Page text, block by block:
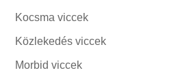
Kocsma viccek
Közlekedés viccek
Morbid viccek